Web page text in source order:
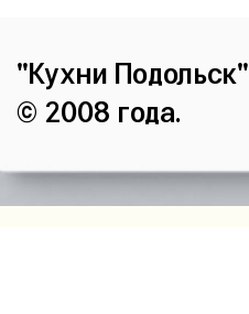
"Кухни Подольск"
© 2008 года.